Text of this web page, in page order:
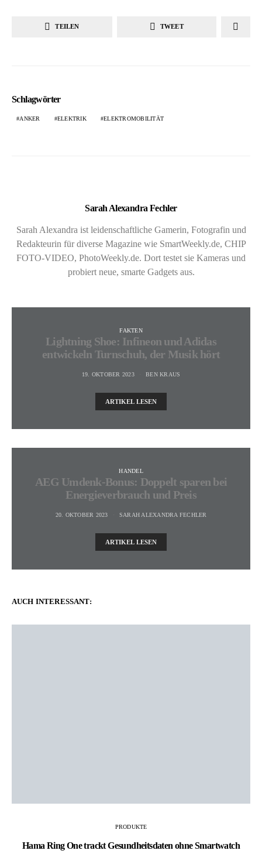
TEILEN TWEET
Schlagwörter
ANKER ELEKTRIK ELEKTROMOBILITÄT
Sarah Alexandra Fechler
Sarah Alexandra ist leidenschaftliche Gamerin, Fotografin und
Redakteurin für diverse Magazine wie SmartWeekly.de, CHIP
FOTO-VIDEO, PhotoWeekly.de. Dort testet sie Kameras und
probiert neue, smarte Gadgets aus.
FAKTEN
Lightning Shoe: Infineon und Adidas
entwickeln Turnschuh, der Musik hört
19. OKTOBER 2023 BEN KRAUS
ARTIKEL LESEN
HANDEL
AEG Umdenk-Bonus: Doppelt sparen bei
Energieverbrauch und Preis
20. OKTOBER 2023 SARAH ALEXANDRA FECHLER
ARTIKEL LESEN
AUCH INTERESSANT:
PRODUKTE
Hama Ring One trackt Gesundheitsdaten ohne Smartwatch